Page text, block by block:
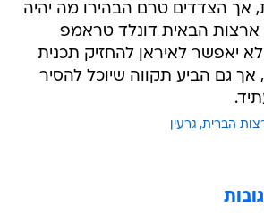
אך הצדדים טרם הבהירו מה יהיה
ארצות הבאית דונלד טראמפ
יאפשר לאיראן להחזיק תכנית
אך גם הביע תקווה שיוכל להסיר
הברית גרעין